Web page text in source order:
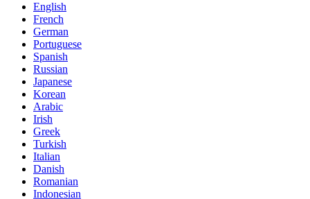
English
French
German
Portuguese
Spanish
Russian
Japanese
Korean
Arabic
Irish
Greek
Turkish
Italian
Danish
Romanian
Indonesian